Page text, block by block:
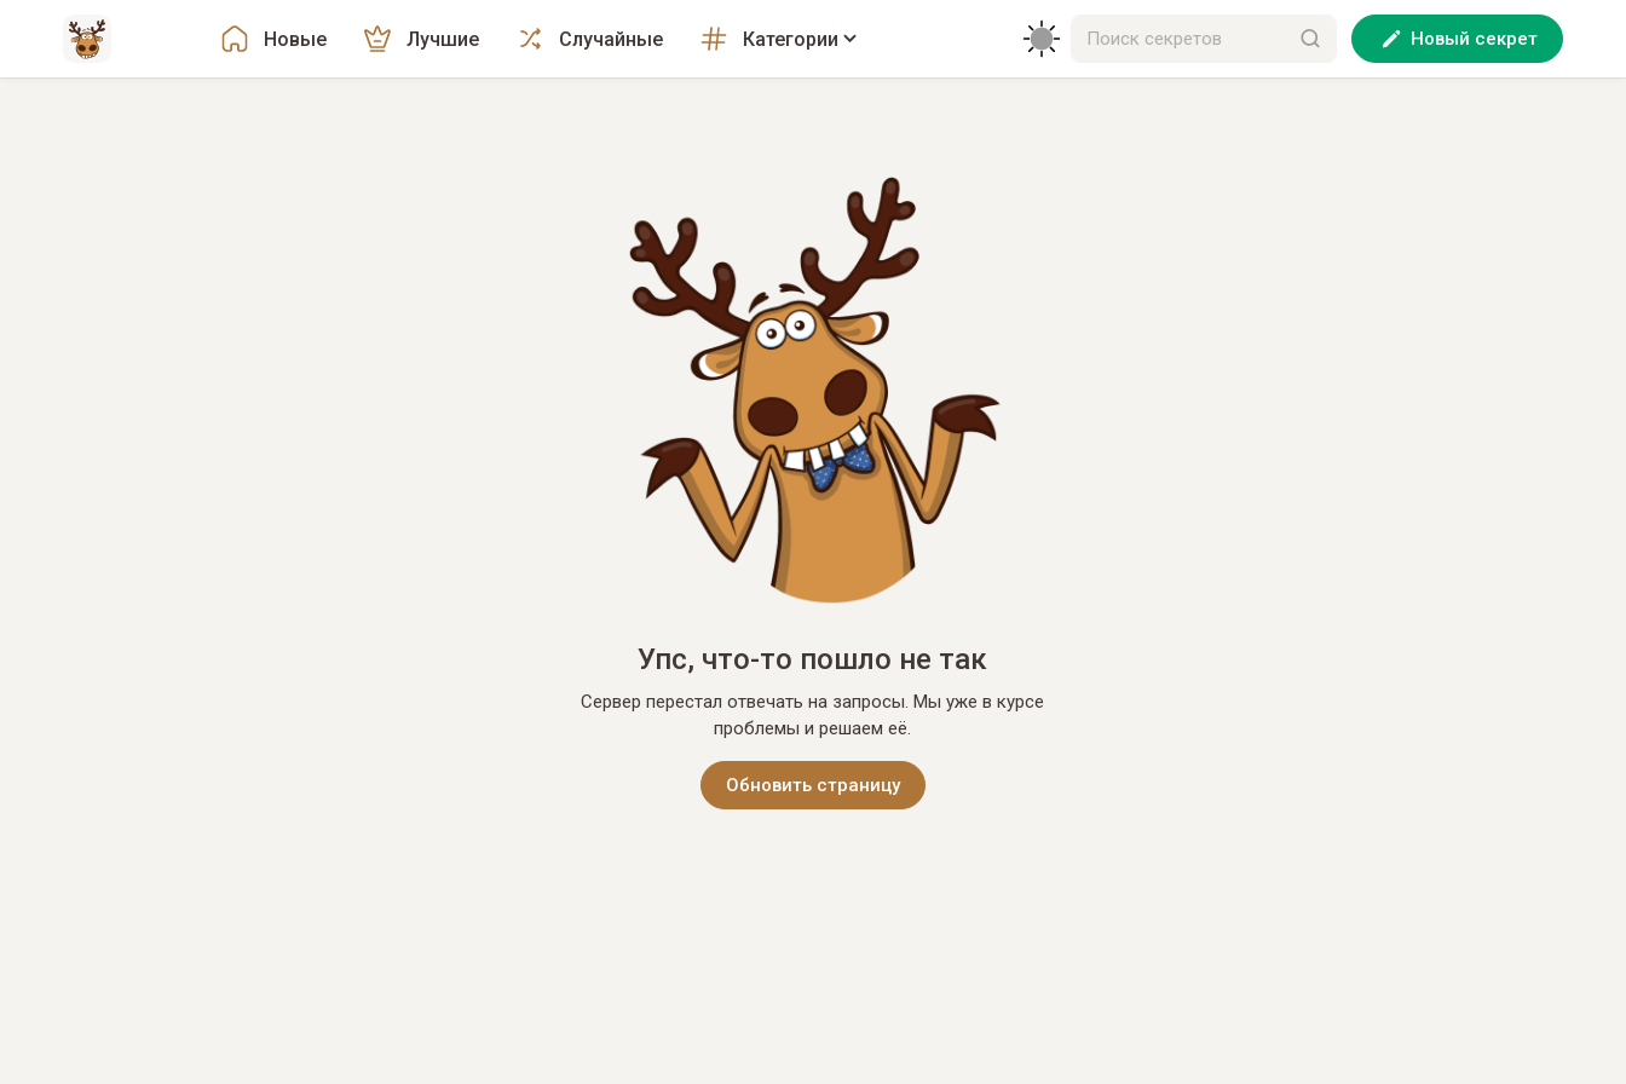
Новые Лучшие Случайные Категории Новый секрет
Упс, что-то пошло не так
Сервер перестал отвечать на запросы. Мы уже в курсе
проблемы и решаем её.
Обновить страницу